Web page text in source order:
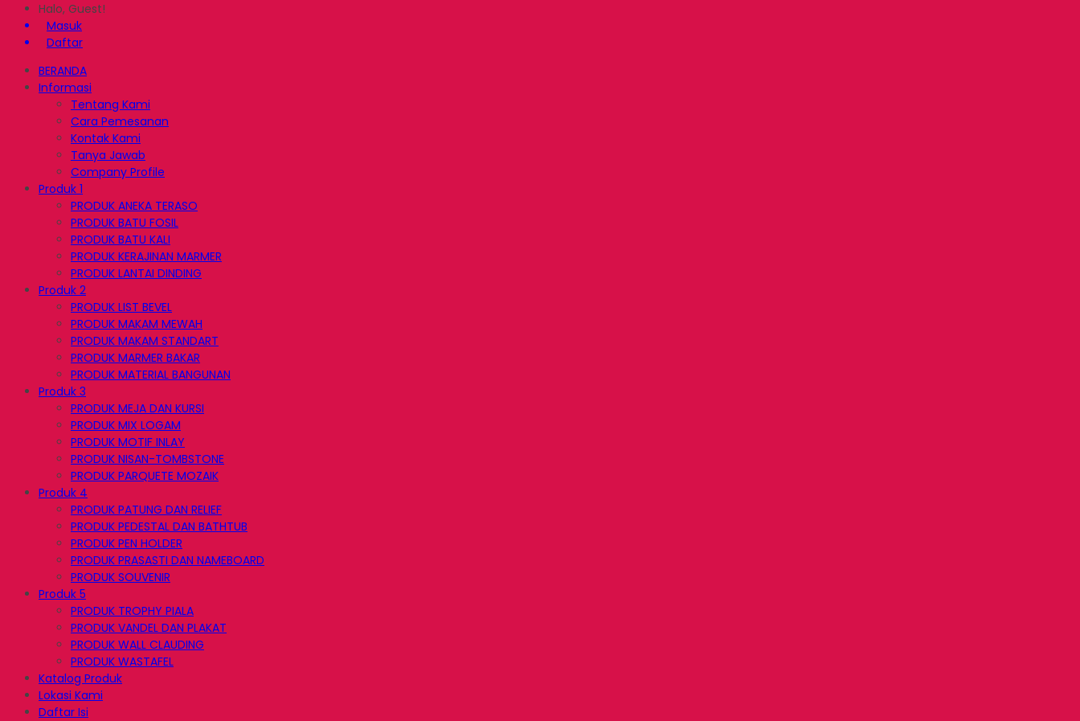
Halo, Guest!
Masuk
Daftar
BERANDA
Informasi
Tentang Kami
Cara Pemesanan
Kontak Kami
Tanya Jawab
Company Profile
Produk 1
PRODUK ANEKA TERASO
PRODUK BATU FOSIL
PRODUK BATU KALI
PRODUK KERAJINAN MARMER
PRODUK LANTAI DINDING
Produk 2
PRODUK LIST BEVEL
PRODUK MAKAM MEWAH
PRODUK MAKAM STANDART
PRODUK MARMER BAKAR
PRODUK MATERIAL BANGUNAN
Produk 3
PRODUK MEJA DAN KURSI
PRODUK MIX LOGAM
PRODUK MOTIF INLAY
PRODUK NISAN-TOMBSTONE
PRODUK PARQUETE MOZAIK
Produk 4
PRODUK PATUNG DAN RELIEF
PRODUK PEDESTAL DAN BATHTUB
PRODUK PEN HOLDER
PRODUK PRASASTI DAN NAMEBOARD
PRODUK SOUVENIR
Produk 5
PRODUK TROPHY PIALA
PRODUK VANDEL DAN PLAKAT
PRODUK WALL CLAUDING
PRODUK WASTAFEL
Katalog Produk
Lokasi Kami
Daftar Isi